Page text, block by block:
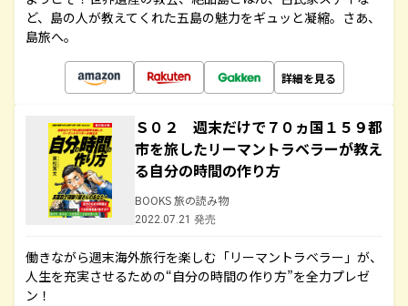
ど、島の人が教えてくれた五島の魅力をギュッと凝縮。さあ、
島旅へ。
詳細を見る
Ｓ０２ 週末だけで７０ヵ国１５９都
市を旅したリーマントラベラーが教え
る自分の時間の作り方
BOOKS 旅の読み物
2022.07.21 発売
働きながら週末海外旅行を楽しむ「リーマントラベラー」が、
人生を充実させるための“自分の時間の作り方”を全力プレゼ
ン！